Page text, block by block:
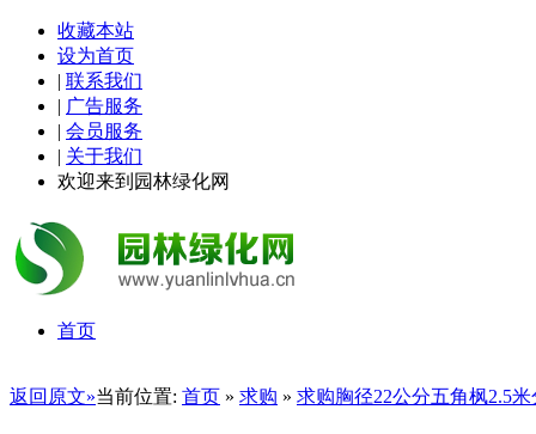
收藏本站
设为首页
| 联系我们
| 广告服务
| 会员服务
| 关于我们
欢迎来到园林绿化网
首页
返回原文»当前位置: 首页 » 求购 » 求购胸径22公分五角枫2.5